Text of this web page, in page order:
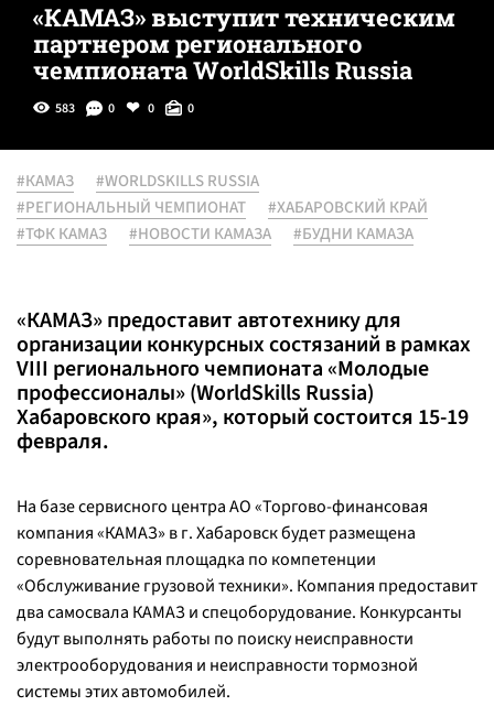
«КАМАЗ» выступит техническим
партнером регионального
чемпионата WorldSkills Russia
583 0 0 0
#КАМАЗ
#WORLDSKILLS RUSSIA
#РЕГИОНАЛЬНЫЙ ЧЕМПИОНАТ
#ХАБАРОВСКИЙ КРАЙ
#ТФК КАМАЗ
#НОВОСТИ КАМАЗА #БУДНИ КАМАЗА
«КАМАЗ» предоставит автотехнику для
организации конкурсных состязаний в рамках
VIII регионального чемпионата «Молодые
профессионалы» (WorldSkills Russia)
Хабаровского края», который состоится 15-19
февраля.
На базе сервисного центра АО «Торгово-финансовая
компания «КАМАЗ» в г. Хабаровск будет размещена
соревновательная площадка по компетенции
«Обслуживание грузовой техники». Компания предоставит
два самосвала КАМАЗ и спецоборудование. Конкурсанты
будут выполнять работы по поиску неисправности
электрооборудования и неисправности тормозной
системы этих автомобилей.